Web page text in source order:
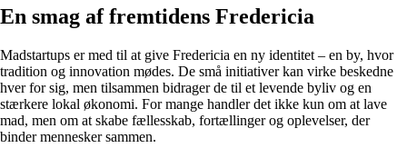
En smag af fremtidens Fredericia
Madstartups er med til at give Fredericia en ny identitet – en by, hvor
tradition og innovation mødes. De små initiativer kan virke beskedne
hver for sig, men tilsammen bidrager de til et levende byliv og en
stærkere lokal økonomi. For mange handler det ikke kun om at lave
mad, men om at skabe fællesskab, fortællinger og oplevelser, der
binder mennesker sammen.